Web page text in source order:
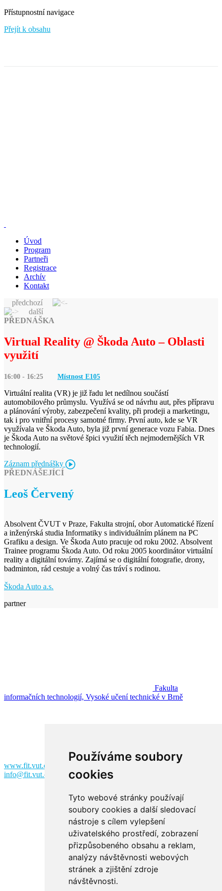
Používáme soubory
cookies
Tyto webové stránky používají
soubory cookies a další sledovací
nástroje s cílem vylepšení
uživatelského prostředí, zobrazení
přizpůsobeného obsahu a reklam,
analýzy návštěvnosti webových
stránek a zjištění zdroje
návštěvnosti.
Přístupnostní navigace
Přejít k obsahu
Úvod
Program
Partneři
Registrace
Archív
Kontakt
předchozí
další
PŘEDNÁŠKA
Virtual Reality @ Škoda Auto – Oblasti
využití
16:00 - 16:25 Místnost E105
Virtuální realita (VR) je již řadu let nedílnou součástí
automobilového průmyslu. Využívá se od návrhu aut, přes přípravu
a plánování výroby, zabezpečení kvality, při prodeji a marketingu,
tak i pro vnitřní procesy samotné firmy. První auto, kde se VR
využívala ve Škoda Auto, byla již první generace vozu Fabia. Dnes
je Škoda Auto na světové špici využití těch nejmodernějších VR
technologií.
Záznam přednášky
PŘEDNÁŠEJÍCÍ
Leoš Červený
Absolvent ČVUT v Praze, Fakulta strojní, obor Automatické řízení
a inženýrská studia Informatiky s individuálním plánem na PC
Grafiku a design. Ve Škoda Auto pracuje od roku 2002. Absolvent
Trainee programu Škoda Auto. Od roku 2005 koordinátor virtuální
reality a digitální továrny. Zajímá se o digitální fotografie, drony,
badminton, rád cestuje a volný čas tráví s rodinou.
Škoda Auto a.s.
partner
Fakulta
informačních technologií, Vysoké učení technické v Brně
www.fit.vut.cz
info@fit.vut.cz
Facebook